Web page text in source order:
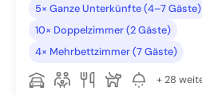
5× Ganze Unterkünfte (4–7 Gäste)
10× Doppelzimmer (2 Gäste)
4× Mehrbettzimmer (7 Gäste)
+ 28